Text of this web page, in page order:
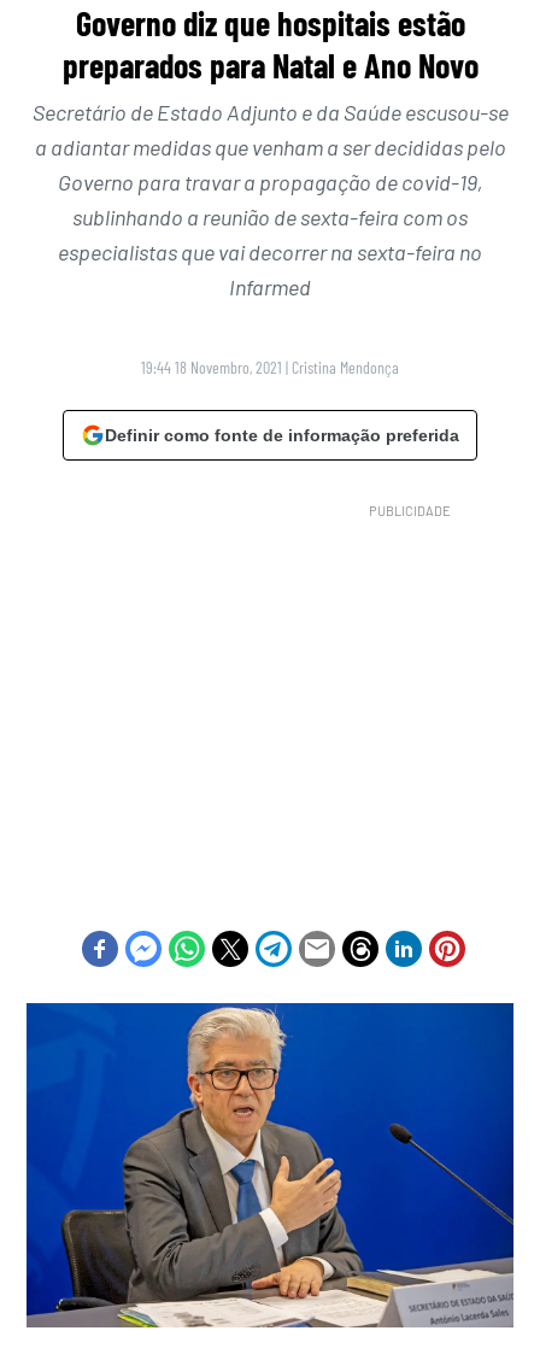
Governo diz que hospitais estão
preparados para Natal e Ano Novo
Secretário de Estado Adjunto e da Saúde escusou-se
a adiantar medidas que venham a ser decididas pelo
Governo para travar a propagação de covid-19,
sublinhando a reunião de sexta-feira com os
especialistas que vai decorrer na sexta-feira no
Infarmed
19:44 18 Novembro, 2021 | Cristina Mendonça
Definir como fonte de informação preferida